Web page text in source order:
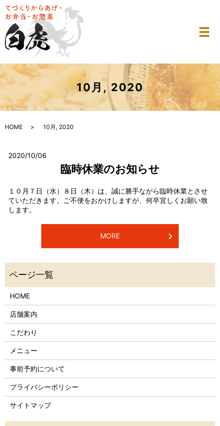
メ
10月, 2020
HOME 10月, 2020
2020/10/06
臨時休業のお知らせ
１０月７日（水）８日（木）は、誠に勝手ながら臨時休業とさせ
ていただきます。ご不便をおかけしますが、何卒宜しくお願い致
します。
MORE
HOME
店舗案内
こだわり
メニュー
事前予約について
プライバシーポリシー
サイトマップ